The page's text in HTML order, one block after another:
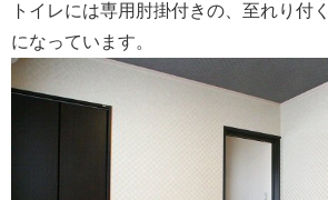
トイレには専用肘掛付きの、至れり付
になっています。